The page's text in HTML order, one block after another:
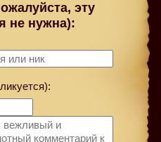
эту
не нужна):